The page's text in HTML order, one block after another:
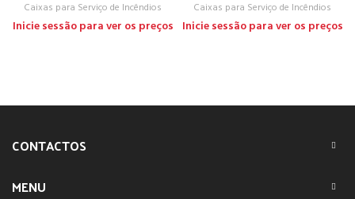
Caixas para Serviço de Incêndios
Inicie sessão para ver os preços
Caixas para Serviço de Incêndios
Inicie sessão para ver os preços
CONTACTOS
MENU